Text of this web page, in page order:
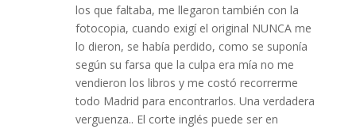
los que faltaba, me llegaron también con la
fotocopia, cuando exigí el original NUNCA me
lo dieron, se había perdido, como se suponía
según su farsa que la culpa era mía no me
vendieron los libros y me costó recorrerme
todo Madrid para encontrarlos. Una verdadera
verguenza.. El corte inglés puede ser en